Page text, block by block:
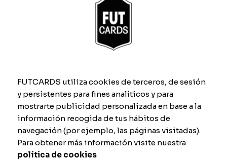
Ritmo Finta
Defesa
FUTCARDS utiliza cookies de terceros, de sesión
y persistentes para fines analíticos y para
mostrarte publicidad personalizada en base a la
información recogida de tus hábitos de
navegación (por ejemplo, las páginas visitadas).
Para obtener más información visite nuestra
política de cookies